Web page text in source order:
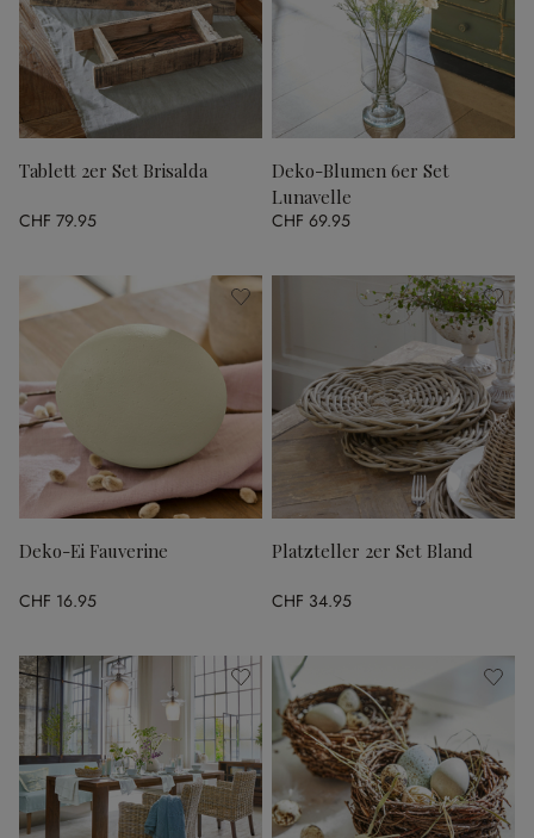
Tablett 2er Set Brisalda
CHF 79.95
Deko-Blumen 6er Set
Lunavelle
CHF 69.95
Deko-Ei Fauverine
CHF 16.95
Platzteller 2er Set Bland
CHF 34.95